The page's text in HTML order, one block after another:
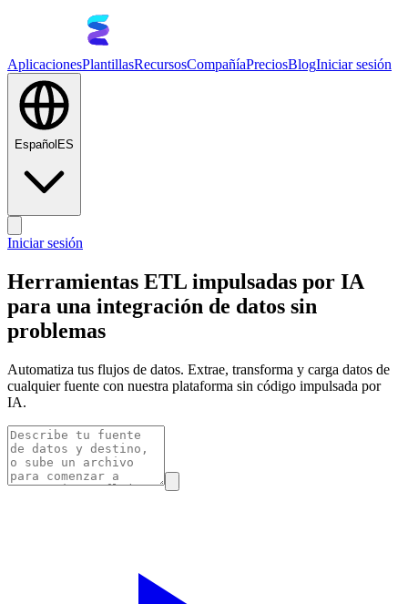
AplicacionesPlantillasRecursosCompañíaPreciosBlogIniciar sesión
Español ES
Iniciar sesión
Herramientas ETL impulsadas por IA
para una integración de datos sin
problemas
Automatiza tus flujos de datos. Extrae, transforma y carga datos de
cualquier fuente con nuestra plataforma sin código impulsada por
IA.